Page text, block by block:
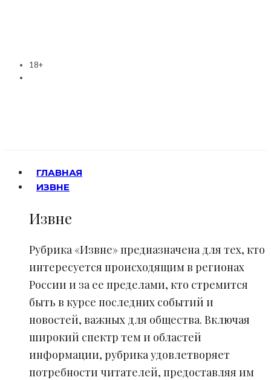
18+
ГЛАВНАЯ
ИЗВНЕ
Извне
Рубрика «Извне» предназначена для тех, кто
интересуется происходящим в регионах
России и за ее пределами, кто стремится
быть в курсе последних событий и
новостей, важных для общества. Включая
широкий спектр тем и областей
информации, рубрика удовлетворяет
потребности читателей, предоставляя им